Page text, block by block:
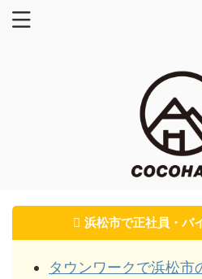
浜松市で正社員・バ
タウンワークで浜松市